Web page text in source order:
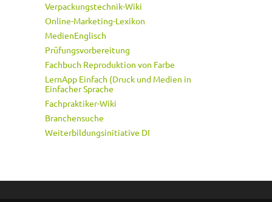
Verpackungstechnik-Wiki
Online-Marketing-Lexikon
MedienEnglisch
Prüfungsvorbereitung
Fachbuch Reproduktion von Farbe
LernApp Einfach (Druck und Medien in
Einfacher Sprache
Fachpraktiker-Wiki
Branchensuche
Weiterbildungsinitiative DI